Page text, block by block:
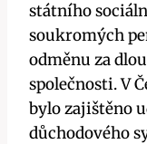
státního
soukromých
odměnu za
společnosti. V
bylo zajištěno
důchodového